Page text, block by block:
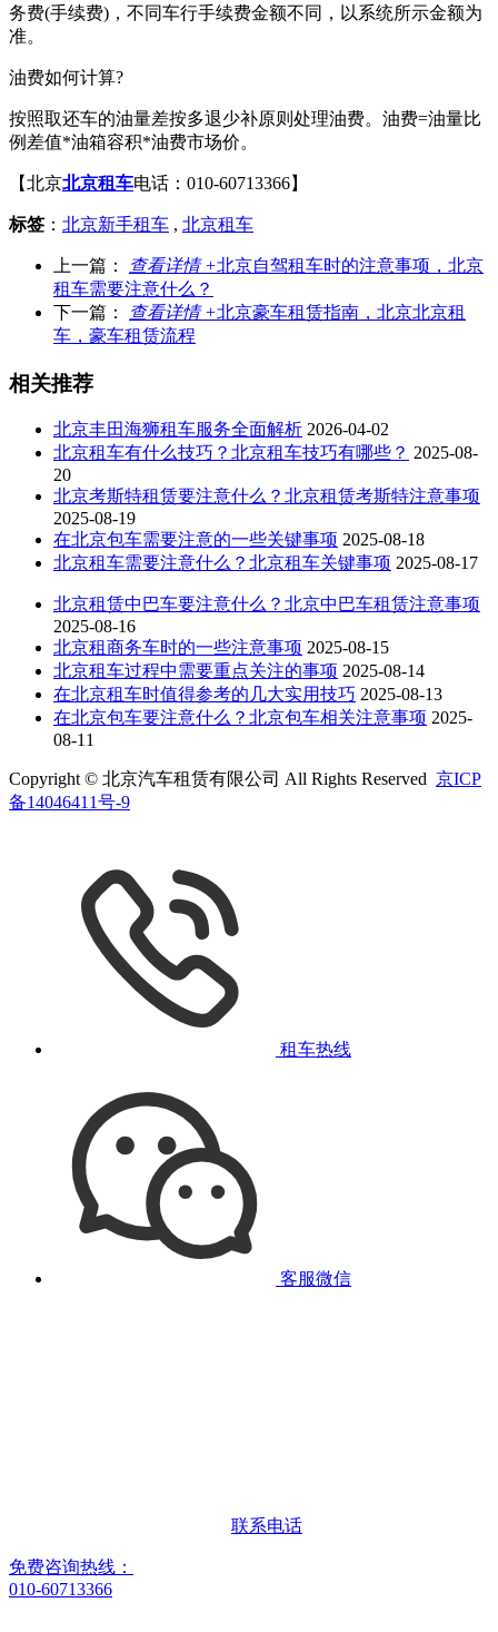
务费(手续费)，不同车行手续费金额不同，以系统所示金额为
准。
油费如何计算?
按照取还车的油量差按多退少补原则处理油费。油费=油量比
例差值*油箱容积*油费市场价。
【北京北京租车电话：010-60713366】
标签 ： 北京新手租车 , 北京租车
上一篇： 查看详情 +北京自驾租车时的注意事项，北京
租车需要注意什么？
下一篇：
查看详情 +北京豪车租赁指南，北京北京租
车，豪车租赁流程
相关推荐
北京丰田海狮租车服务全面解析 2026-04-02
北京租车有什么技巧？北京租车技巧有哪些？ 2025-08-
20
北京考斯特租赁要注意什么？北京租赁考斯特注意事项
2025-08-19
在北京包车需要注意的一些关键事项 2025-08-18
北京租车需要注意什么？北京租车关键事项 2025-08-17
北京租赁中巴车要注意什么？北京中巴车租赁注意事项
2025-08-16
北京租商务车时的一些注意事项 2025-08-15
北京租车过程中需要重点关注的事项 2025-08-14
在北京租车时值得参考的几大实用技巧 2025-08-13
在北京包车要注意什么？北京包车相关注意事项 2025-
08-11
Copyright © 北京汽车租赁有限公司 All Rights Reserved 京ICP
备14046411号-9
租车热线
客服微信
联系电话
免费咨询热线：
010-60713366